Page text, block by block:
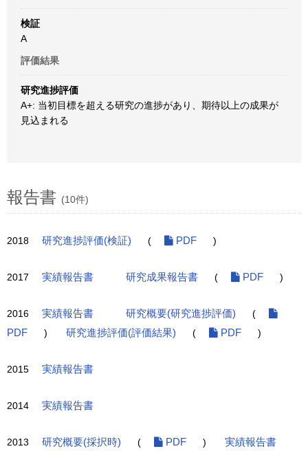
検証
A
評価結果
研究進捗評価
A+: 当初目標を超える研究の進捗があり、期待以上の成果が
見込まれる
報告書 (10件)
2018 研究進捗評価(検証) ( PDF )
2017 実績報告書 研究成果報告書 ( PDF )
2016 実績報告書 研究概要(研究進捗評価)
(
PDF
) 研究進捗評価(評価結果) ( PDF )
2015 実績報告書
2014 実績報告書
2013 研究概要(採択時) ( PDF ) 実績報告書